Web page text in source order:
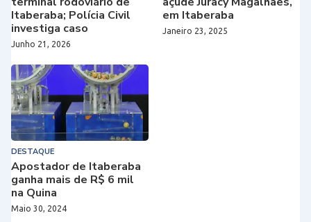
Itaberaba; Polícia Civil
investiga caso
Junho 21, 2026
em Itaberaba
Janeiro 23, 2025
DESTAQUE
Apostador de Itaberaba
ganha mais de R$ 6 mil
na Quina
Maio 30, 2024